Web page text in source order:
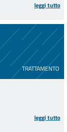
leggi tutto
TRATTAMENTO
leggi tutto